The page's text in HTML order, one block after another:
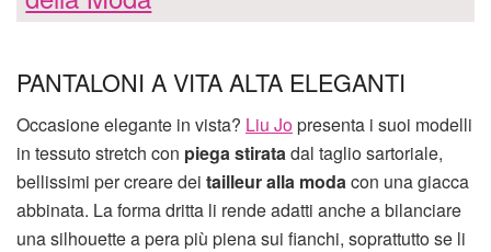
PANTALONI A VITA ALTA ELEGANTI
Occasione elegante in vista? Liu Jopresenta i suoi modelli
in tessuto stretch con piega stirata dal taglio sartoriale,
bellissimi per creare dei tailleur alla moda con una giacca
abbinata. La forma dritta li rende adatti anche a bilanciare
una silhouette a pera più piena sui fianchi, soprattutto se li